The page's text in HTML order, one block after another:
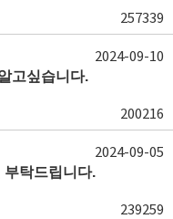
257339
고싶습니다.
200216
2024-09-10
부탁드립니다.
239259
2024-09-05